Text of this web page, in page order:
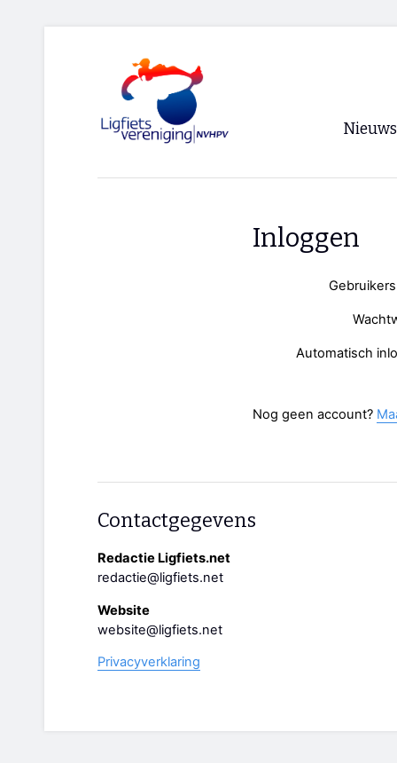
Nieuws
Inloggen
Automatisch
Nog geen account?
Contactgegevens
Redactie Ligfiets.net
redactie@ligfiets.net
Website
website@ligfiets.net
Privacyverklaring